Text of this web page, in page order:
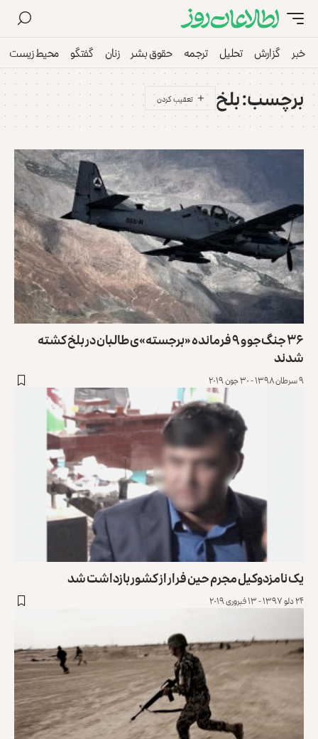
خبر گزارش تحلیل ترجمه حقوق بشر زنان گفتگو محیط زیست
برچسب:بلخ
۳۶ جنگ‌جو و ۹ فرمانده «برجسته»‌ی طالبان در بلخ کشته
شدند
۹ سرطان ۱۳۹۸ - ۳۰ جون ۲۰۱۹
یک نامزدوکیل مجرم حین فرار از کشور بازداشت شد
۲۴ دلو ۱۳۹۷ - ۱۳ فبروری ۲۰۱۹